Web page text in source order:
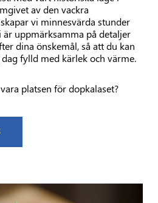
av den vackra
vi minnesvärda stunder
uppmärksamma på detaljer
dina önskemål, så att du kan
fylld med kärlek och värme.
platsen för dopkalaset?